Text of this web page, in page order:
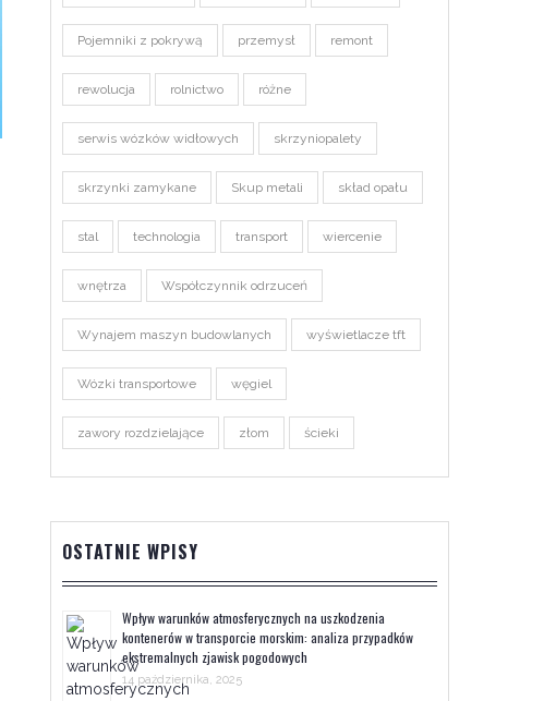
Pojemniki z pokrywą przemysł remont
rewolucja rolnictwo różne
serwis wózków widłowych skrzyniopalety
skrzynki zamykane Skup metali skład opału
stal technologia transport wiercenie
wnętrza Współczynnik odrzuceń
Wynajem maszyn budowlanych wyświetlacze tft
Wózki transportowe węgiel
zawory rozdzielające złom ścieki
OSTATNIE WPISY
Wpływ warunków atmosferycznych na uszkodzenia
kontenerów w transporcie morskim: analiza przypadków
ekstremalnych zjawisk pogodowych
14 października, 2025